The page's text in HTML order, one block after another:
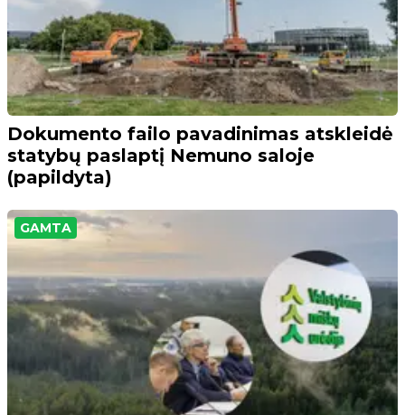
Dokumento failo pavadinimas atskleidė
statybų paslaptį Nemuno saloje
(papildyta)
GAMTA